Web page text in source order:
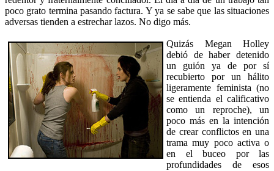
poco grato termina pasando factura. Y ya se sabe que las situaciones
adversas tienden a estrechar lazos. No digo más.
Quizás Megan Holley
debió de haber detenido
un guión ya de por sí
recubierto por un hálito
ligeramente feminista (no
se entienda el calificativo
como un reproche), un
poco más en la intención
de crear conflictos en una
trama muy poco activa o
en el buceo por las
profundidades de esos